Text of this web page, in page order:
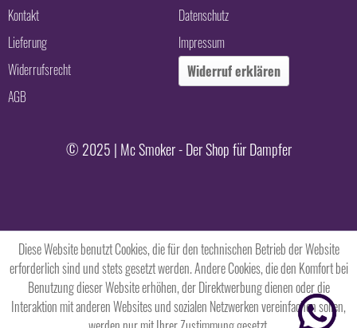
Kontakt
Lieferung
Widerrufsrecht
AGB
Datenschutz
Impressum
Widerruf erklären
© 2025 | Mc Smoker - Der Shop für Dampfer
Diese Website benutzt Cookies, die für den technischen Betrieb der Website
erforderlich sind und stets gesetzt werden. Andere Cookies, die den Komfort bei
Benutzung dieser Website erhöhen, der Direktwerbung dienen oder die
Interaktion mit anderen Websites und sozialen Netzwerken vereinfachen sollen,